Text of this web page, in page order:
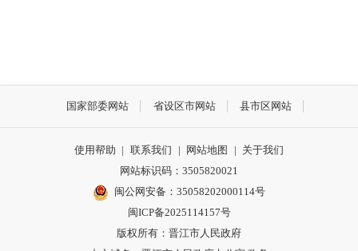
国家部委网站 省设区市网站 县市区网站
使用帮助 | 联系我们 | 网站地图 | 关于我们
网站标识码：3505820021
闽公网安备：35058202000114号
闽ICP备2025114157号
版权所有：晋江市人民政府